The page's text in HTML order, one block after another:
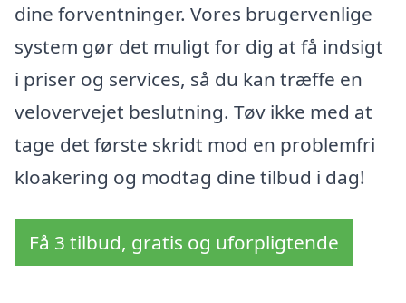
dine forventninger. Vores brugervenlige
system gør det muligt for dig at få indsigt
i priser og services, så du kan træffe en
velovervejet beslutning. Tøv ikke med at
tage det første skridt mod en problemfri
kloakering og modtag dine tilbud i dag!
Få 3 tilbud, gratis og uforpligtende